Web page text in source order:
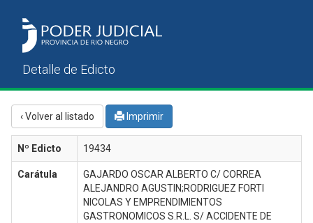
‹ Volver al listado Imprimir
Nº Edicto 19434
Carátula
GAJARDO OSCAR ALBERTO C/ CORREA
ALEJANDRO AGUSTIN;RODRIGUEZ FORTI
NICOLAS Y EMPRENDIMIENTOS
GASTRONOMICOS S.R.L. S/ ACCIDENTE DE